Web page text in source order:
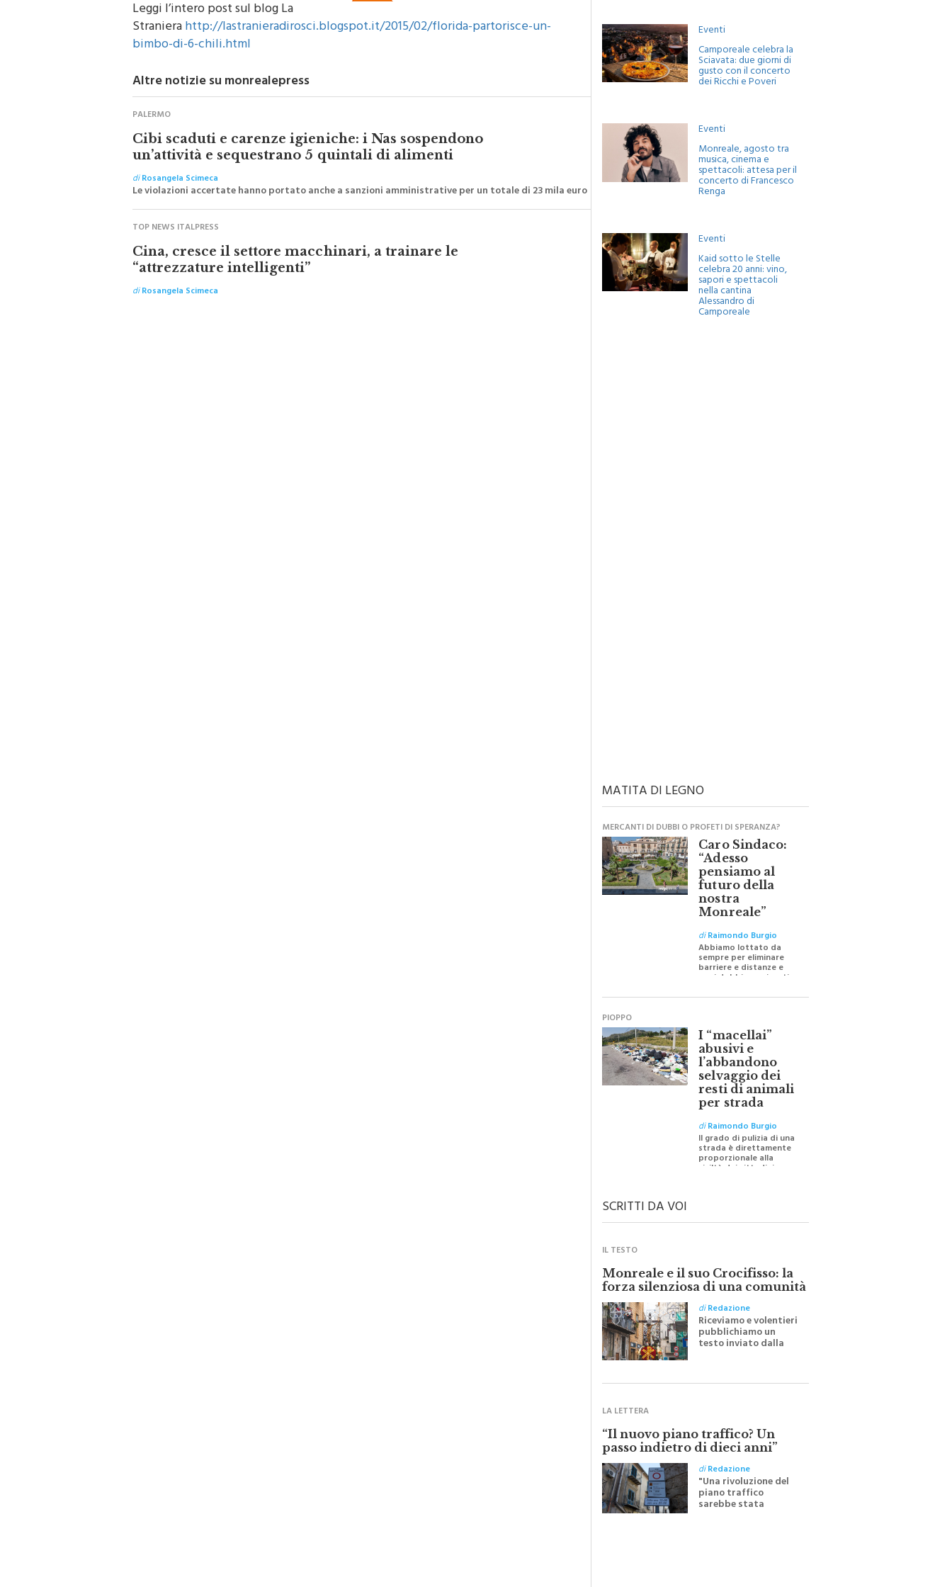
Stranierahttp://lastranieradirosci.blogspot.it/2015/02/florida-partorisce-un-
bimbo-di-6-chili.html
Altre notizie su monrealepress
PALERMO
Cibi scaduti e carenze igieniche: i Nas sospendono
un’attività e sequestrano 5 quintali di alimenti
diRosangela Scimeca
Le violazioni accertate hanno portato anche a sanzioni amministrative per un totale di 23 mila euro
TOP NEWS ITALPRESS
Cina, cresce il settore macchinari, a trainare le
“attrezzature intelligenti”
diRosangela Scimeca
Eventi
Camporeale celebra la
Sciavata: due giorni di
gusto con il concerto
dei Ricchi e Poveri
Eventi
Monreale, agosto tra
musica, cinema e
spettacoli: attesa per il
concerto di Francesco
Renga
Eventi
Kaid sotto le Stelle
celebra 20 anni: vino,
sapori e spettacoli
nella cantina
Alessandro di
Camporeale
MATITA DI LEGNO
MERCANTI DI DUBBI O PROFETI DI SPERANZA?
Caro Sindaco:
“Adesso
pensiamo al
futuro della
nostra
Monreale”
diRaimondo Burgio
Abbiamo lottato da
sempre per eliminare
barriere e distanze e
oggi dobbiamo ripartire
PIOPPO
I “macellai”
abusivi e
l’abbandono
selvaggio dei
resti di animali
per strada
diRaimondo Burgio
Il grado di pulizia di una
strada è direttamente
proporzionale alla
civiltà dei cittadini
SCRITTI DA VOI
IL TESTO
Monreale e il suo Crocifisso: la
forza silenziosa di una comunità
diRedazione
Riceviamo e volentieri
pubblichiamo un
testo inviato dalla
scrittrice monrealese
Festa del Santissimo
LA LETTERA
“Il nuovo piano traffico? Un
passo indietro di dieci anni”
diRedazione
"Una rivoluzione del
piano traffico
sarebbe stata
efficace se preceduta